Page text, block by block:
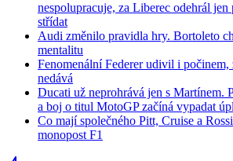
nespolupracuje, za Liberec odehrál
střídat
Audi změnilo pravidla hry. Bortoleto
mentalitu
Fenomenální Federer udivil i počinem,
nedává
Ducati už neprohrává jen s Martínem.
a boj o titul MotoGP začíná vypadat
Co mají společného Pitt, Cruise a
monopost F1